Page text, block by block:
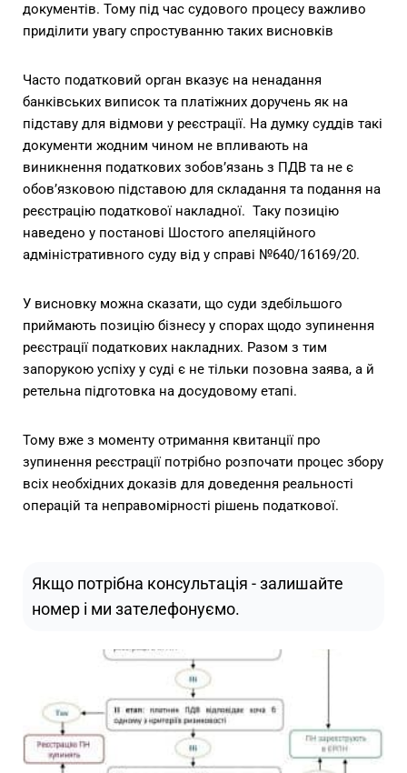
документів. Тому під час судового процесу важливо
приділити увагу спростуванню таких висновків
Часто податковий орган вказує на ненадання
банківських виписок та платіжних доручень як на
підставу для відмови у реєстрації. На думку суддів такі
документи жодним чином не впливають на
виникнення податкових зобов’язань з ПДВ та не є
обов’язковою підставою для складання та подання на
реєстрацію податкової накладної. Таку позицію
наведено у постанові Шостого апеляційного
адміністративного суду від у справі №640/16169/20.
У висновку можна сказати, що суди здебільшого
приймають позицію бізнесу у спорах щодо зупинення
реєстрації податкових накладних. Разом з тим
запорукою успіху у суді є не тільки позовна заява, а й
ретельна підготовка на досудовому етапі.
Тому вже з моменту отримання квитанції про
зупинення реєстрації потрібно розпочати процес збору
всіх необхідних доказів для доведення реальності
операцій та неправомірності рішень податкової.
Якщо потрібна консультація - залишайте
номер і ми зателефонуємо.